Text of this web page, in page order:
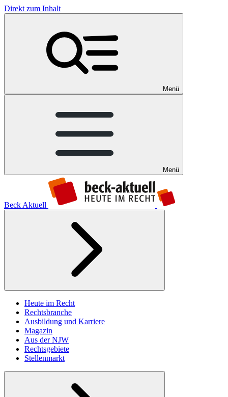
Direkt zum Inhalt
Menü
Menü
Beck Aktuell
Heute im Recht
Rechtsbranche
Ausbildung und Karriere
Magazin
Aus der NJW
Rechtsgebiete
Stellenmarkt